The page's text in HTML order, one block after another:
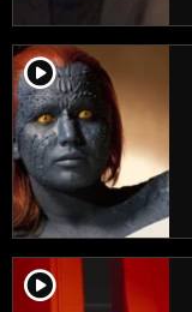
player2
player2